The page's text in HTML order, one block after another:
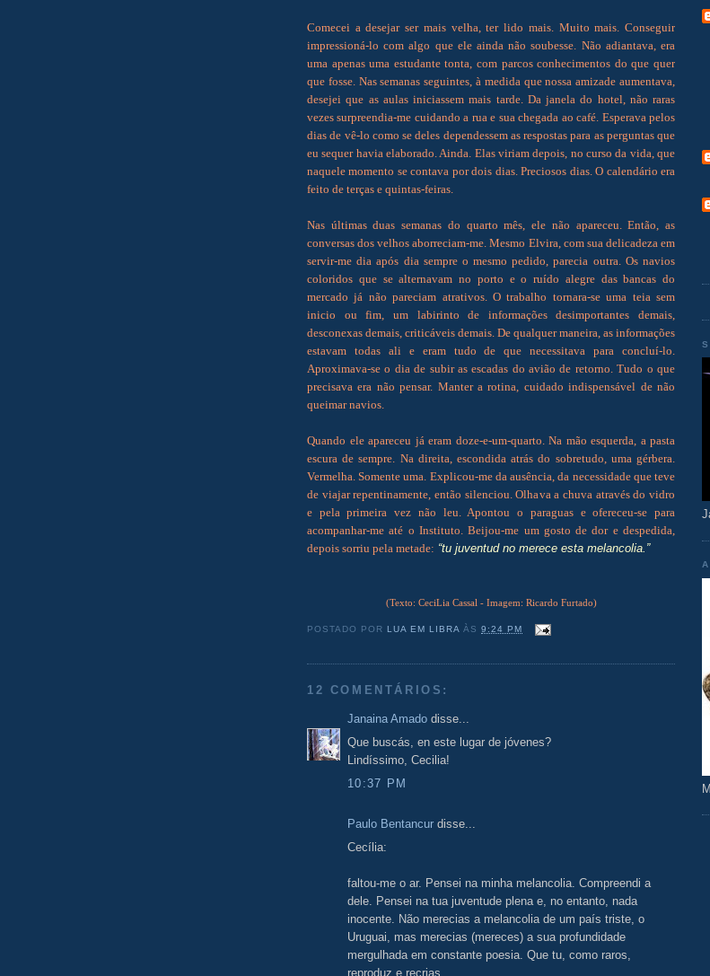
Comecei a desejar ser mais velha, ter lido mais. Muito mais. Conseguir
impressioná-lo com algo que ele ainda não soubesse. Não adiantava, era
uma apenas uma estudante tonta, com parcos conhecimentos do que quer
que fosse. Nas semanas seguintes, à medida que nossa amizade aumentava,
desejei que as aulas iniciassem mais tarde. Da janela do hotel, não raras
vezes surpreendia-me cuidando a rua e sua chegada ao café. Esperava pelos
dias de vê-lo como se deles dependessem as respostas para as perguntas que
eu sequer havia elaborado. Ainda. Elas viriam depois, no curso da vida, que
naquele momento se contava por dois dias. Preciosos dias. O calendário era
feito de terças e quintas-feiras.
Nas últimas duas semanas do quarto mês, ele não apareceu. Então, as
conversas dos velhos aborreciam-me. Mesmo Elvira, com sua delicadeza em
servir-me dia após dia sempre o mesmo pedido, parecia outra. Os navios
coloridos que se alternavam no porto e o ruído alegre das bancas do
mercado já não pareciam atrativos. O trabalho tornara-se uma teia sem
inicio ou fim, um labirinto de informações desimportantes demais,
desconexas demais, criticáveis demais. De qualquer maneira, as informações
estavam todas ali e eram tudo de que necessitava para concluí-lo.
Aproximava-se o dia de subir as escadas do avião de retorno. Tudo o que
precisava era não pensar. Manter a rotina, cuidado indispensável de não
queimar navios.
Quando ele apareceu já eram doze-e-um-quarto. Na mão esquerda, a pasta
escura de sempre. Na direita, escondida atrás do sobretudo, uma gérbera.
Vermelha. Somente uma. Explicou-me da ausência, da necessidade que teve
de viajar repentinamente, então silenciou. Olhava a chuva através do vidro
e pela primeira vez não leu. Apontou o paraguas e ofereceu-se para
acompanhar-me até o Instituto. Beijou-me um gosto de dor e despedida,
depois sorriu pela metade: “tu juventud no merece esta melancolia.”
(Texto: CeciLia Cassal - Imagem: Ricardo Furtado)
POSTADO POR LUA EM LIBRA ÀS9:24 PM
12 COMENTÁRIOS:
Janaina Amado disse...
Que buscás, en este lugar de jóvenes?
Lindíssimo, Cecilia!
10:37 PM
Paulo Bentancur disse...
Cecília:
faltou-me o ar. Pensei na minha melancolia. Compreendi a
dele. Pensei na tua juventude plena e, no entanto, nada
inocente. Não merecias a melancolia de um país triste, o
Uruguai, mas merecias (mereces) a sua profundidade
mergulhada em constante poesia. Que tu, como raros,
reproduz e recrias.